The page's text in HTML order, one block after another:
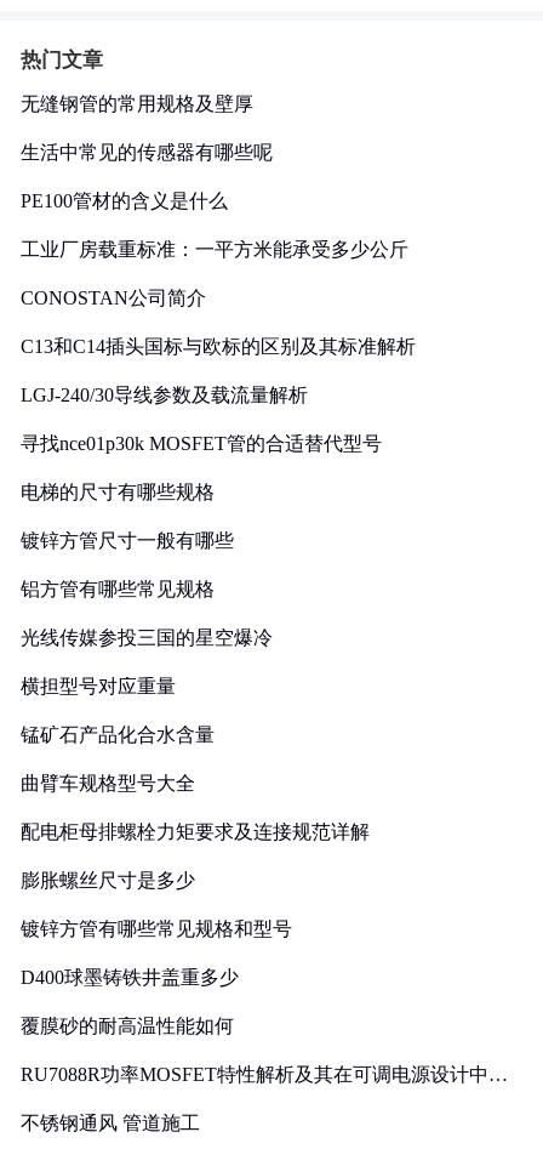
热门文章
无缝钢管的常用规格及壁厚
生活中常见的传感器有哪些呢
PE100管材的含义是什么
工业厂房载重标准：一平方米能承受多少公斤
CONOSTAN公司简介
C13和C14插头国标与欧标的区别及其标准解析
LGJ-240/30导线参数及载流量解析
寻找nce01p30k MOSFET管的合适替代型号
电梯的尺寸有哪些规格
镀锌方管尺寸一般有哪些
铝方管有哪些常见规格
光线传媒参投三国的星空爆冷
横担型号对应重量
锰矿石产品化合水含量
曲臂车规格型号大全
配电柜母排螺栓力矩要求及连接规范详解
膨胀螺丝尺寸是多少
镀锌方管有哪些常见规格和型号
D400球墨铸铁井盖重多少
覆膜砂的耐高温性能如何
RU7088R功率MOSFET特性解析及其在可调电源设计中的
不锈钢通风 管道施工